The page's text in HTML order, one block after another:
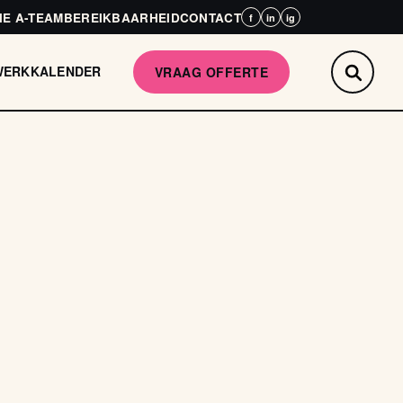
A-TEAMBEREIKBAARHEIDCONTACT f in ig
KALENDER VRAAG OFFERTE